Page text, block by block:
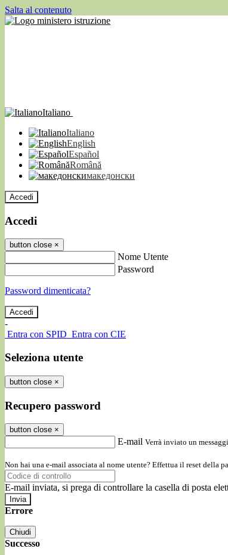
Salta al contenuto
Italiano
Italiano
English
Español
Română
македонски
Accedi
Accedi
button close ×
Nome Utente
Password
Password dimenticata?
-
Entra con SPID Entra con CIE
Seleziona utente
button close ×
Recupero password
button close ×
E-mail Verrà inviato un
Non hai una e-mail associata al nome utente? Effettua il reset della
E-mail inviata, si prega di controllare la casella di posta
Errore
Chiudi
Successo